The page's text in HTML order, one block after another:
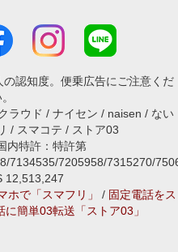
認知度。便乗広告にご注意くだ
ラウド / ナイセン / naisen / ない
/ スマコテ / ストア03
内特許：特許第
7134535/7205958/7315270/
12,513,247
ホで「スマフリ」 / 固定電話をス
に簡単03転送「ストア03」